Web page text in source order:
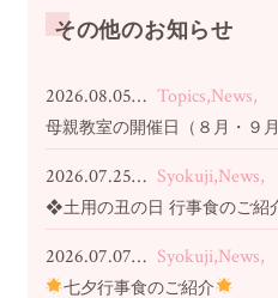
その他のお知らせ
2026.08.05… Topics,News,
母親教室の開催日（８月・９
2026.07.25… Syokuji,News,
❖土用の丑の日 行事食のご
2026.07.07… Syokuji,News,
七夕行事食のご紹介